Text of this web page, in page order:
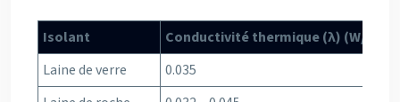
Isolant
Conductivité thermique (λ) (W/m.K)
Laine de verre
0.035